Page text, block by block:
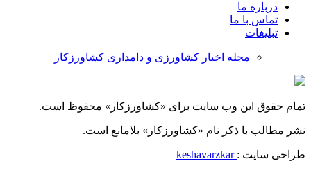
درباره ما
تماس با ما
تبلیغات
مجله اخبار کشاورزی و دامداری کشاورزکار
تمام حقوق این وب سایت برای «کشاورزکار» محفوظ است.
نشر مطالب با ذکر نام «کشاورزکار» بلامانع است.
طراحی سایت : keshavarzkar